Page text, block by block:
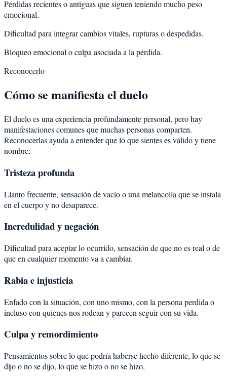
Pérdidas recientes o antiguas que siguen teniendo mucho peso
emocional.
Dificultad para integrar cambios vitales, rupturas o despedidas.
Bloqueo emocional o culpa asociada a la pérdida.
Reconocerlo
Cómo se manifiesta el duelo
El duelo es una experiencia profundamente personal, pero hay
manifestaciones comunes que muchas personas comparten.
Reconocerlas ayuda a entender que lo que sientes es válido y tiene
nombre:
Tristeza profunda
Llanto frecuente, sensación de vacío o una melancolía que se instala
en el cuerpo y no desaparece.
Incredulidad y negación
Dificultad para aceptar lo ocurrido, sensación de que no es real o de
que en cualquier momento va a cambiar.
Rabia e injusticia
Enfado con la situación, con uno mismo, con la persona perdida o
incluso con quienes nos rodean y parecen seguir con su vida.
Culpa y remordimiento
Pensamientos sobre lo que podría haberse hecho diferente, lo que se
dijo o no se dijo, lo que se hizo o no se hizo.